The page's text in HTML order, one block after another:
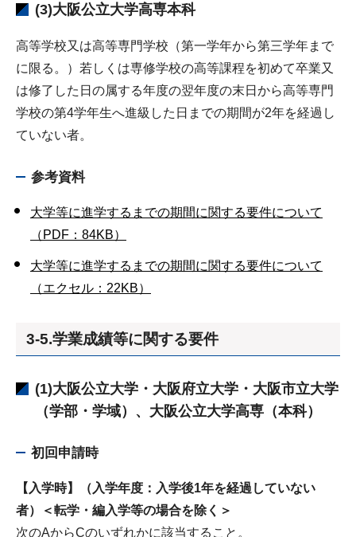
(3)大阪公立大学高専本科
高等学校又は高等専門学校（第一学年から第三学年まで
に限る。）若しくは専修学校の高等課程を初めて卒業又
は修了した日の属する年度の翌年度の末日から高等専門
学校の第4学年生へ進級した日までの期間が2年を経過し
ていない者。
参考資料
大学等に進学するまでの期間に関する要件について
（PDF：84KB）
大学等に進学するまでの期間に関する要件について
（エクセル：22KB）
3-5.学業成績等に関する要件
(1)大阪公立大学・大阪府立大学・大阪市立大学
（学部・学域）、大阪公立大学高専（本科）
初回申請時
【入学時】（入学年度：入学後1年を経過していない
者）＜転学・編入学等の場合を除く＞
次のAからCのいずれかに該当すること。